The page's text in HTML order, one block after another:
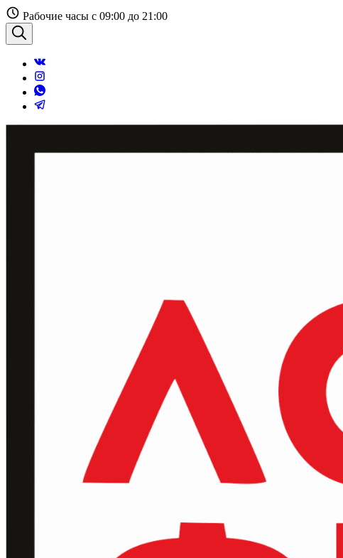
Перейти
к
содержанию
Рабочие часы с 09:00 до 21:00
Поиск